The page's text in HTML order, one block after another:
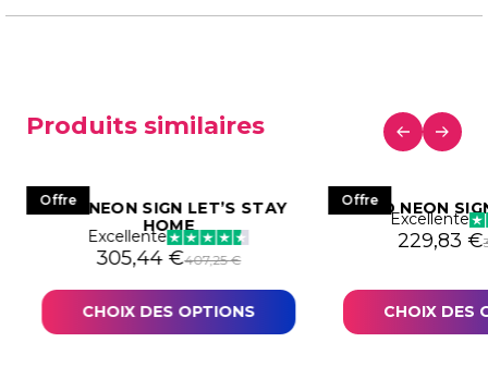
Produits similaires
Offre
LED NEON SIGN LET’S STAY
HOME
Excellente
407,25€
Le prix initial était : 407,25 €.
305,44 €
Le prix actuel est : 305,44 €.
CHOIX DES OPTIONS
OffreLED NEON
Excellente
Le prix
229,83 €
Le prix
CHOIX DES